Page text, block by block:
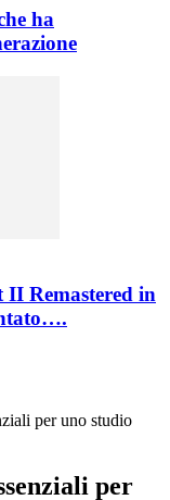
ha
II Remastered in
per uno studio
per